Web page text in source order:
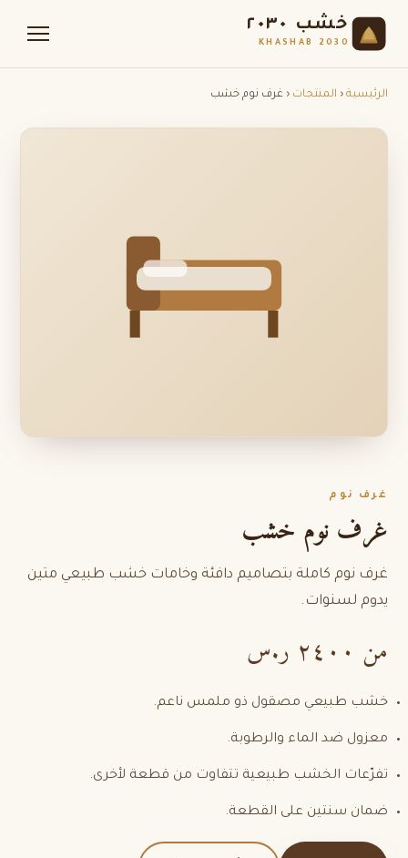
خشب ٢٠٣٠
KHASHAB 2030
الرئيسية ‹ المنتجات ‹ غرف نوم خشب
غرف نوم
غرف نوم خشب
غرف نوم كاملة بتصاميم دافئة وخامات خشب طبيعي متين
يدوم لسنوات.
من ٢٤٠٠ ر.س
خشب طبيعي مصقول ذو ملمس ناعم.
معزول ضد الماء والرطوبة.
تفرّعات الخشب طبيعية تتفاوت من قطعة لأخرى.
ضمان سنتين على القطعة.